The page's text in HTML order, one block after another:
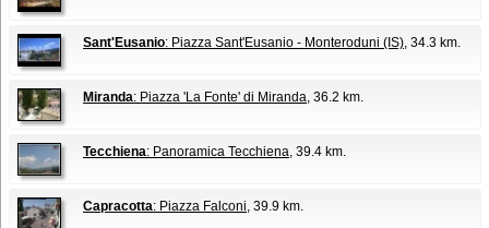
Sant'Eusanio: Piazza Sant'Eusanio - Monteroduni (IS), 34.3 km.
Miranda: Piazza 'La Fonte' di Miranda, 36.2 km.
Tecchiena: Panoramica Tecchiena, 39.4 km.
Capracotta: Piazza Falconi, 39.9 km.